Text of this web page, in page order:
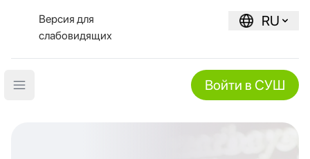
Версия для
слабовидящих
RU
Open main menu Войти в СУШ